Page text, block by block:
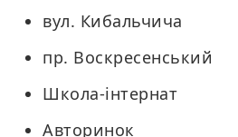
вул. Кибальчича
пр. Воскресенський
Школа-інтернат
Авторинок